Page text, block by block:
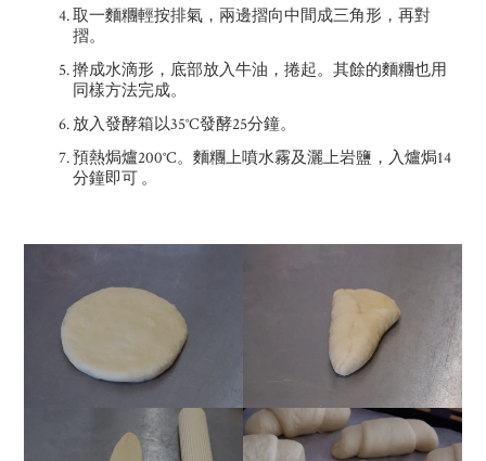
取一麵糰輕按排氣，兩邊摺向中間成三角形，再對
摺。
擀成水滴形，底部放入牛油，捲起。其餘的麵糰也用
同樣方法完成。
放入發酵箱以35°C發酵25分鐘。
預熱焗爐200°C。麵糰上噴水霧及灑上岩鹽，入爐焗14
分鐘即可 。